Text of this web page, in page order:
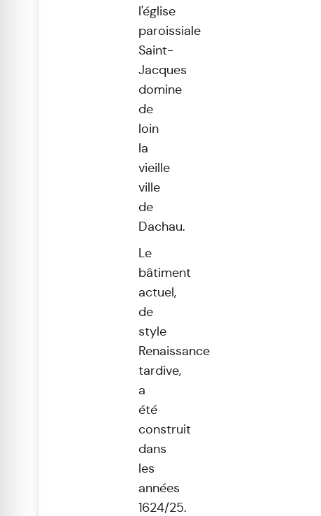
l'église
paroissiale
Saint-
Jacques
domine
de
loin
la
vieille
ville
de
Dachau.
Le
bâtiment
actuel,
de
style
Renaissance
tardive,
a
été
construit
dans
les
années
1624/25.